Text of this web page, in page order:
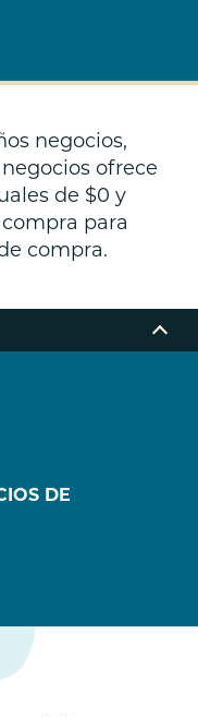
negocios,
ofrece
de $0 y
para
compra.
DE
de